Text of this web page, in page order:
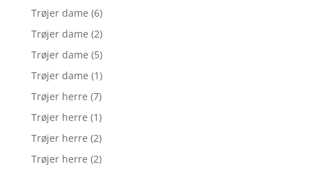
Trøjer dame (6)
Trøjer dame (2)
Trøjer dame (5)
Trøjer dame (1)
Trøjer herre (7)
Trøjer herre (1)
Trøjer herre (2)
Trøjer herre (2)